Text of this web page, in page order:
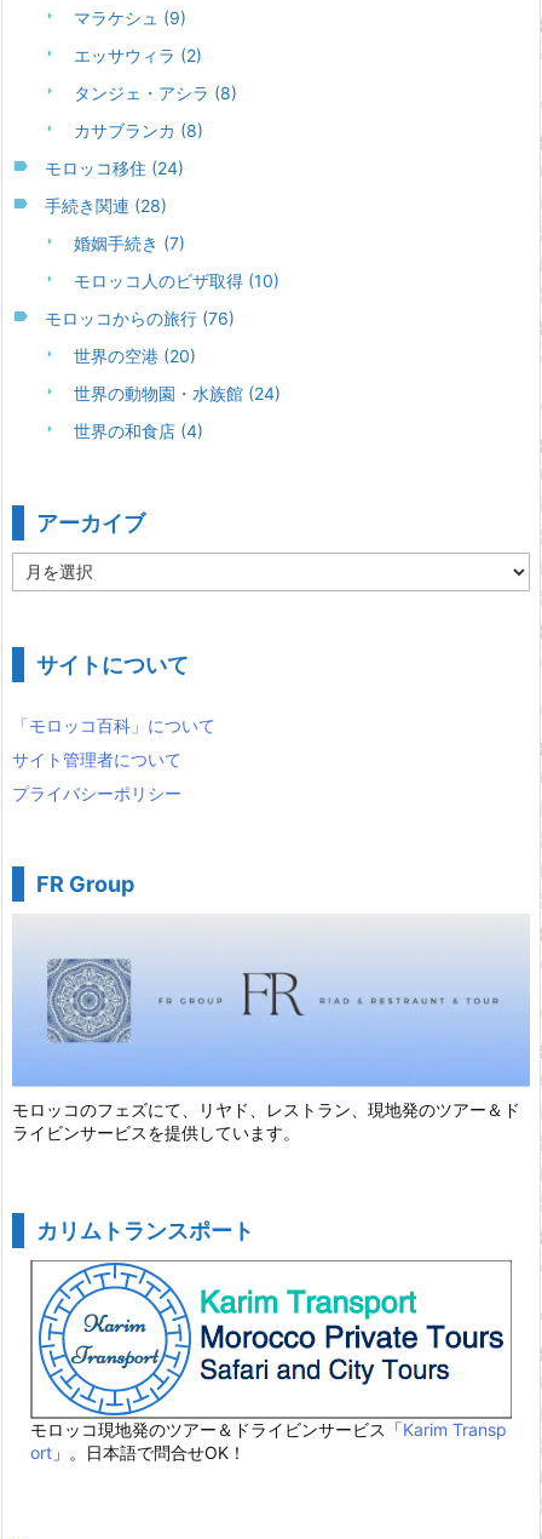
マラケシュ (9)
エッサウィラ (2)
タンジェ・アシラ (8)
カサブランカ (8)
モロッコ移住 (24)
手続き関連 (28)
婚姻手続き (7)
モロッコ人のビザ取得 (10)
モロッコからの旅行 (76)
世界の空港 (20)
世界の動物園・水族館 (24)
世界の和食店 (4)
アーカイブ
ー
サイトについて
「モロッコ百科」について
サイト管理者について
プライバシーポリシー
FR Group
モロッコのフェズにて、リヤド、レストラン、現地発のツアー＆ド
ライビンサービスを提供しています。
カリムトランスポート
モロッコ現地発のツアー＆ドライビンサービス「Karim Transp
ort 」。日本語で問合せOK！